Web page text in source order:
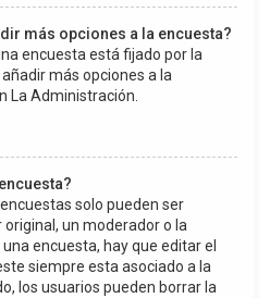
más opciones a la encuesta?
encuesta está fijado por la
más opciones a la
La Administración.
solo pueden ser
un moderador o la
encuesta, hay que editar el
siempre esta asociado a la
los usuarios pueden borrar la